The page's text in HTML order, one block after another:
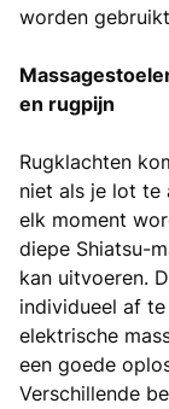
worden
en rugpijn
Rugklachten
niet als je lot te
elk moment
diepe Shiatsu-
kan uitvoeren.
individueel af
elektrische
een goede
Verschillende